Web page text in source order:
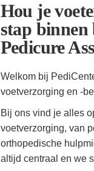
Hou je
stap
Pedicure
Welkom bij
voetverzorging en -
Bij ons vind je alles
voetverzorging, van
orthopedische
altijd centraal en we